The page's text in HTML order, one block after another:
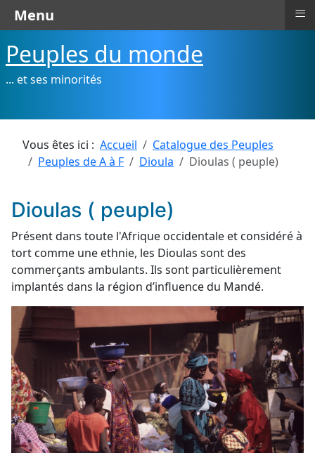
Peuples du monde
... et ses minorités
Vous êtes ici : Accueil
Catalogue des Peuples
Peuples de A à F
Dioula Dioulas ( peuple)
Dioulas ( peuple)
Présent dans toute l'Afrique occidentale et considéré à
tort comme une ethnie, les Dioulas sont des
commerçants ambulants. Ils sont particulièrement
implantés dans la région d’influence du Mandé.
Menu ≡